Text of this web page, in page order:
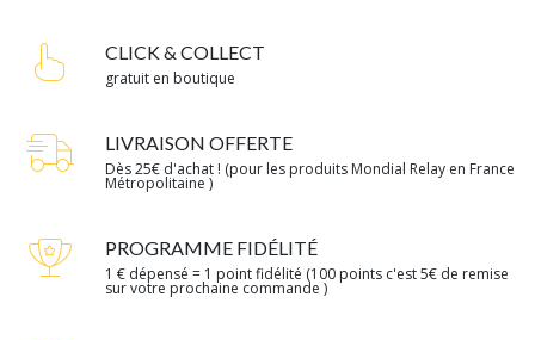
CLICK & COLLECT
gratuit en boutique
LIVRAISON OFFERTE
Dès 25€ d'achat ! (pour les produits Mondial Relay en France
Métropolitaine )
PROGRAMME FIDÉLITÉ
1 € dépensé = 1 point fidélité (100 points c'est 5€ de remise
sur votre prochaine commande )